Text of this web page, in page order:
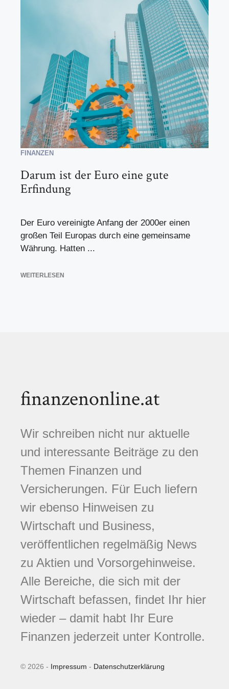
FINANZEN
Darum ist der Euro eine gute
Erfindung
Der Euro vereinigte Anfang der 2000er einen
großen Teil Europas durch eine gemeinsame
Währung. Hatten ...
WEITERLESEN
finanzenonline.at
Wir schreiben nicht nur aktuelle
und interessante Beiträge zu den
Themen Finanzen und
Versicherungen. Für Euch liefern
wir ebenso Hinweisen zu
Wirtschaft und Business,
veröffentlichen regelmäßig News
zu Aktien und Vorsorgehinweise.
Alle Bereiche, die sich mit der
Wirtschaft befassen, findet Ihr hier
wieder – damit habt Ihr Eure
Finanzen jederzeit unter Kontrolle.
© 2026 - Impressum - Datenschutzerklärung